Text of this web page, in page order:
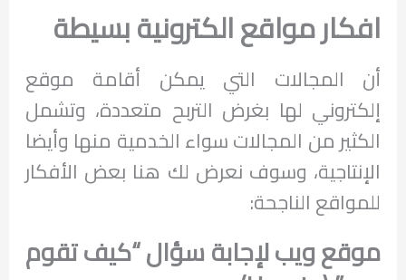
افكار مواقع الكترونية بسيطة
أن المجالات التي يمكن أقامة موقع
إلكتروني لها بغرض التربح متعددة، وتشمل
الكثير من المجالات سواء الخدمية منها وأيضا
الإنتاجية، وسوف نعرض لك هنا بعض الأفكار
للمواقع الناجحة:
موقع ويب لإجابة سؤال “كيف تقوم